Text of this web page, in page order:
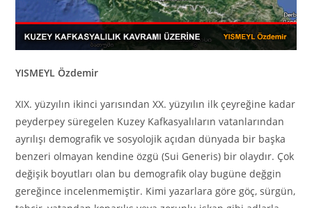
YISMEYL Özdemir
XIX. yüzyılın ikinci yarısından XX. yüzyılın ilk çeyreğine kadar
peyderpey süregelen Kuzey Kafkasyalıların vatanlarından
ayrılışı demografik ve sosyolojik açıdan dünyada bir başka
benzeri olmayan kendine özgü (Sui Generis) bir olaydır. Çok
değişik boyutları olan bu demografik olay bugüne değgin
gereğince incelenmemiştir. Kimi yazarlara göre göç, sürgün,